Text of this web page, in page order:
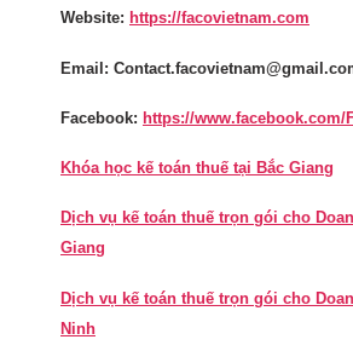
Website: https://facovietnam.com
Email:
Facebook: https://www.facebook.com/
Khóa học kế toán thuế tại Bắc Giang
Dịch vụ kế toán thuế trọn gói cho
Giang
Dịch vụ kế toán thuế trọn gói cho
Ninh